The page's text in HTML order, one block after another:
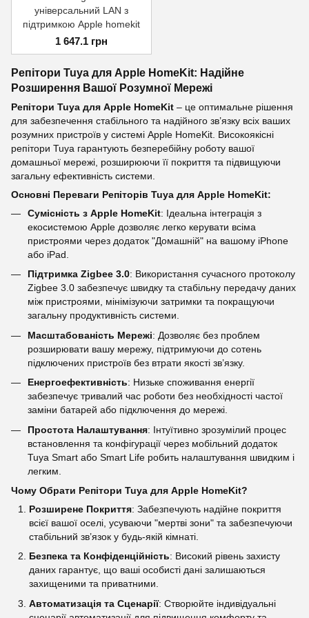
універсальний LAN з
підтримкою Apple homekit
1 647.1 грн
Репітори Tuya для Apple HomeKit: Надійне
Розширення Вашої Розумної Мережі
Репітори Tuya для Apple HomeKit – це оптимальне рішення
для забезпечення стабільного та надійного зв’язку всіх ваших
розумних пристроїв у системі Apple HomeKit. Високоякісні
репітори Tuya гарантують безперебійну роботу вашої
домашньої мережі, розширюючи її покриття та підвищуючи
загальну ефективність системи.
Основні Переваги Репіторів Tuya для Apple HomeKit:
Сумісність з Apple HomeKit: Ідеальна інтеграція з
екосистемою Apple дозволяє легко керувати всіма
пристроями через додаток "Домашній" на вашому iPhone
або iPad.
Підтримка Zigbee 3.0: Використання сучасного протоколу
Zigbee 3.0 забезпечує швидку та стабільну передачу даних
між пристроями, мінімізуючи затримки та покращуючи
загальну продуктивність системи.
Масштабованість Мережі: Дозволяє без проблем
розширювати вашу мережу, підтримуючи до сотень
підключених пристроїв без втрати якості зв’язку.
Енергоефективність: Низьке споживання енергії
забезпечує тривалий час роботи без необхідності частої
заміни батарей або підключення до мережі.
Простота Налаштування: Інтуїтивно зрозумілий процес
встановлення та конфігурації через мобільний додаток
Tuya Smart або Smart Life робить налаштування швидким і
легким.
Чому Обрати Репітори Tuya для Apple HomeKit?
Розширене Покриття: Забезпечують надійне покриття
всієї вашої оселі, усуваючи "мертві зони" та забезпечуючи
стабільний зв’язок у будь-якій кімнаті.
Безпека та Конфіденційність: Високий рівень захисту
даних гарантує, що ваші особисті дані залишаються
захищеними та приватними.
Автоматизація та Сценарії: Створюйте індивідуальні